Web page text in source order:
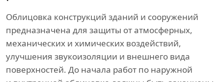
Облицовка конструкций зданий и сооружений
предназначена для защиты от атмосферных,
механических и химических воздействий,
улучшения звукоизоляции и внешнего вида
поверхностей. До начала работ по наружной